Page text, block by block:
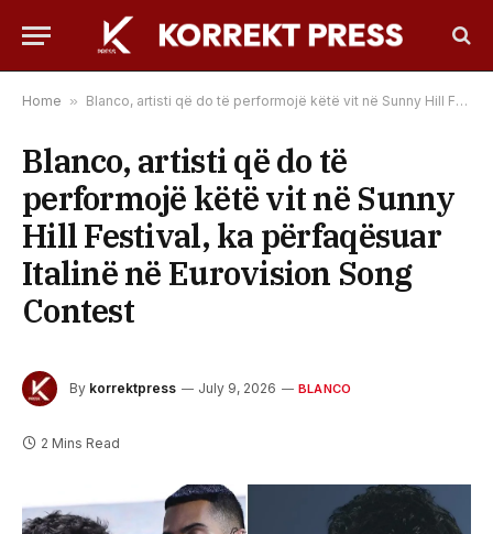
Home » Blanco, artisti që do të performojë këtë vit në Sunny Hill Festival, ka përfaqësuar Italinë në Eurovision Song Contest
Blanco, artisti që do të
performojë këtë vit në Sunny
Hill Festival, ka përfaqësuar
Italinë në Eurovision Song
Contest
By korrektpress July 9, 2026 BLANCO
2 Mins Read